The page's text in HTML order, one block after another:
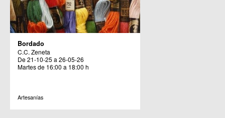
Bordado
C.C. Zeneta
De 21-10-25 a 26-05-26
Martes de 16:00 a 18:00 h
Artesanías